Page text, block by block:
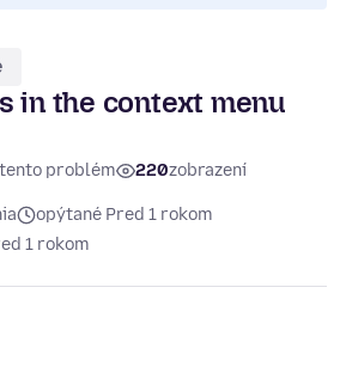
in the context menu
problém 220zobrazení
opýtané Pred 1 rokom
1 rokom